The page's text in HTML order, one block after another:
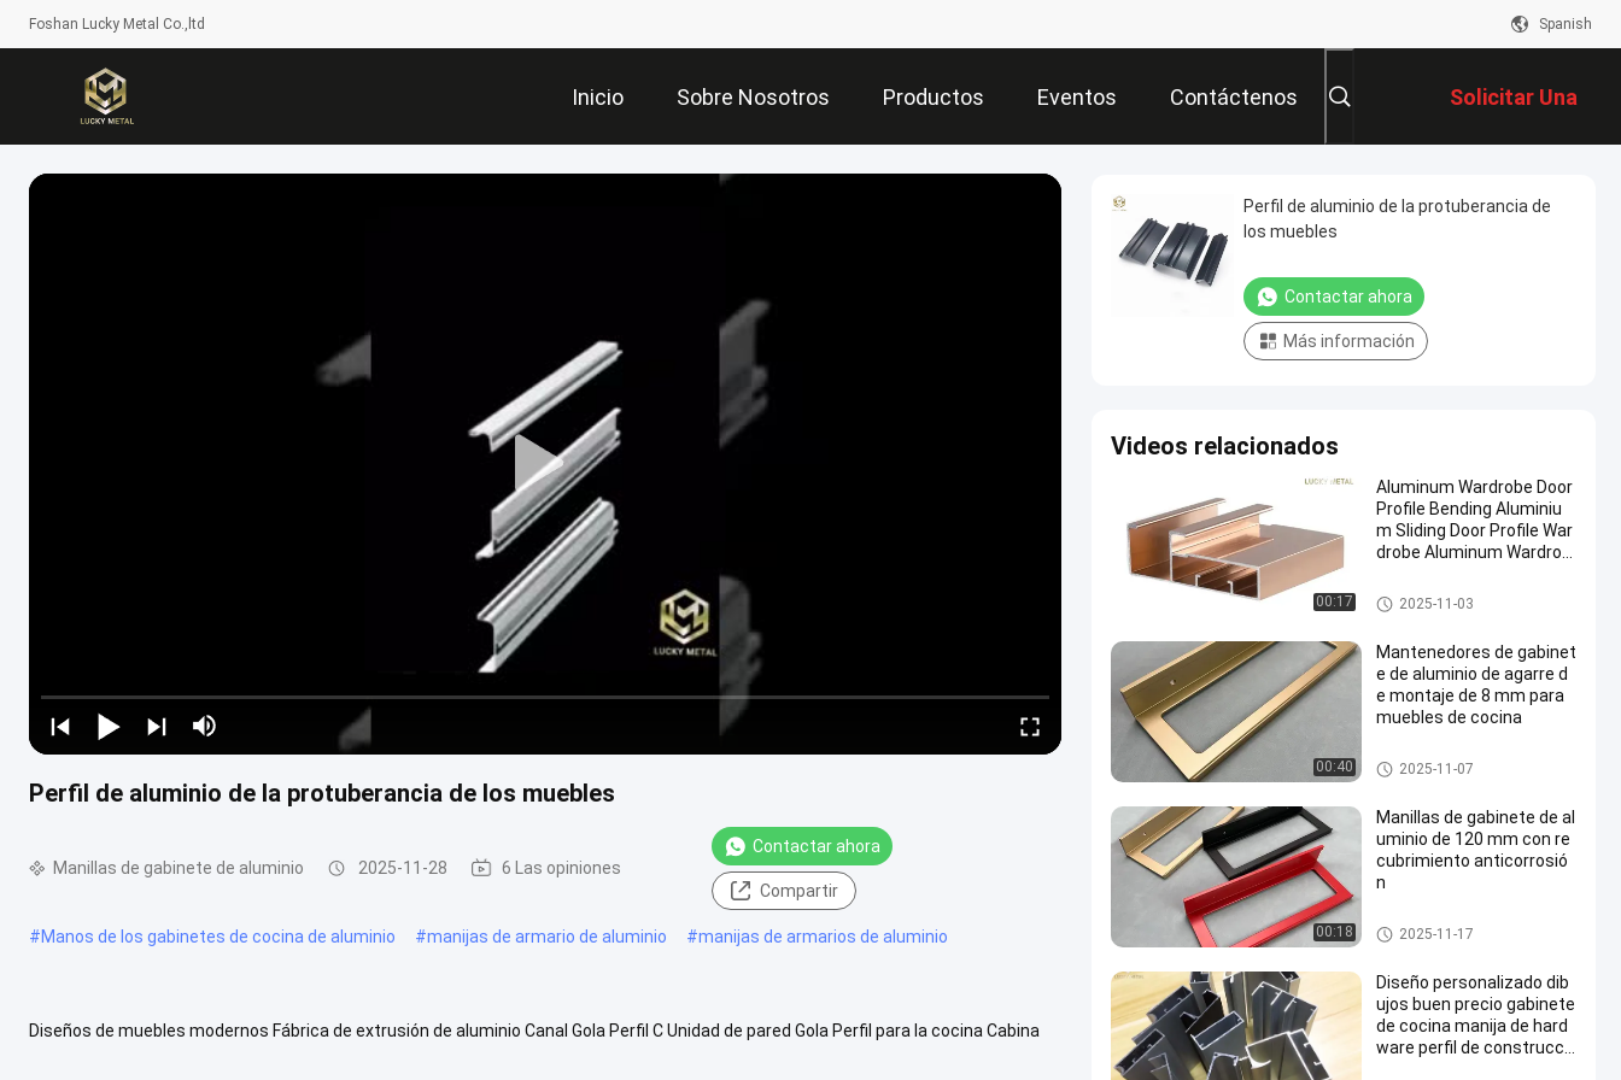
Foshan Lucky Metal Co.,ltd Spanish
Inicio Sobre Nosotros Productos Eventos Contáctenos Solicitar Una
Cotización
Perfil de aluminio de la protuberancia de los muebles
Manillas de gabinete de aluminio 2025-11-28 6 Las opiniones
Contactar ahora
Compartir
#Manos de los gabinetes de cocina de aluminio #manijas de armario de aluminio #manijas de armarios de aluminio
Diseños de muebles modernos Fábrica de extrusión de aluminio Canal Gola Perfil C Unidad de pared Gola Perfil para la cocina Cabina
Perfil de aluminio de la protuberancia de
los muebles
Contactar ahora
Más información
Videos relacionados
00:17
Aluminum Wardrobe Door
Profile Bending Aluminiu
m Sliding Door Profile War
drobe Aluminum Wardrob
Cuadro de la puerta del armari
o de aluminio
2025-11-03
00:40
Mantenedores de gabinet
e de aluminio de agarre d
e montaje de 8 mm para
muebles de cocina
Manillas de gabinete de alumi
nio
2025-11-07
00:18
Manillas de gabinete de al
uminio de 120 mm con re
cubrimiento anticorrosió
n
Manillas de gabinete de alumi
nio
2025-11-17
Diseño personalizado dib
ujos buen precio gabinete
de cocina manija de hard
ware perfil de construcci